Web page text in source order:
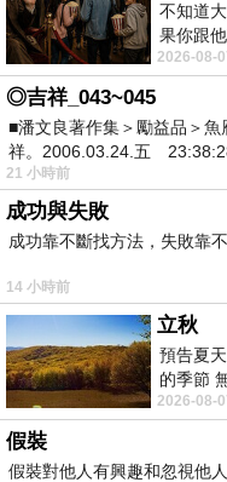
商品訊息簡述:品牌：
重量：125g
尺寸：7.3x10.9x1.65 cm
電量：4000mAh 鋰聚合物充
輸入：5V-2.1A
輸出：5V-2.1A
顏色：黑色/紅色
適用：智慧型手機/平板通
Blackberry， & More）
產地：中國大陸
包裝內容物：Mophie Juice
1、Micro-USB充電線 x 1
不知道
果你跟
出一種
2026-08-
◎吉祥_043~045
■潘文良著作集＞勵益品＞
祥。2006.03.24.五
21 小時前
成功與失敗
成功靠不斷找方法，失敗靠不
14 小時前
立秋
預告夏
的季節
舒心 轉
2026-08-
假裝
假裝對他人有興趣和忽視他